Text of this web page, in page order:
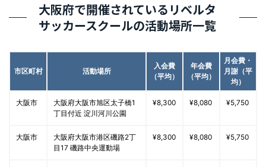
大阪府で開催されているリベルタ
サッカースクールの活動場所一覧
市区町村 活動場所
入会費
（平均）
年会費
（平均）
月会費・
月謝（平
均）
大阪市
大阪府大阪市旭区太子橋1
丁目付近 淀川河川公園
¥8,300 ¥8,080 ¥5,750
大阪市
大阪府大阪市港区磯路2丁
目17 磯路中央運動場
¥8,300 ¥8,080 ¥5,750